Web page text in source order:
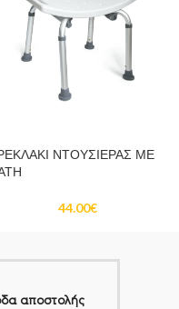
ΝΤΟΥΣΙΕΡΑΣ ΜΕ
44.00€
αποστολής